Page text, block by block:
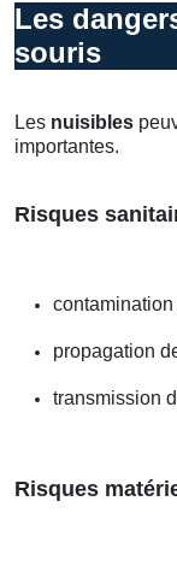
Les
souris
Les nuisibles
importantes.
Risques
propagation
transmission
Risques